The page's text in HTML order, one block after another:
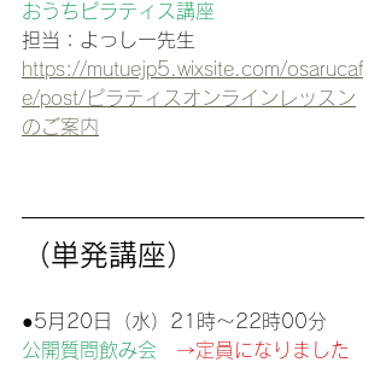
おうちピラティス講座
担当：よっしー先生
https://mutuejp5.wixsite.com/osarucaf
e/post/ピラティスオンラインレッスン
のご案内
（単発講座）
●5月20日（水）21時〜22時00分
公開質問飲み会 →定員になりました